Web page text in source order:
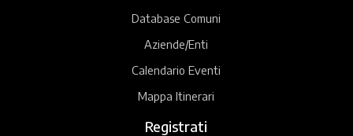
Database Comuni
Aziende/Enti
Calendario Eventi
Mappa Itinerari
Registrati